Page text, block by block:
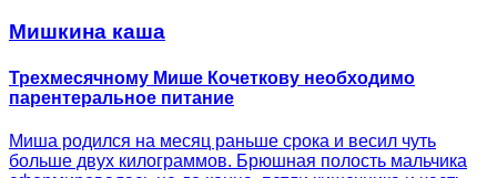
Мишкина каша
Трехмесячному Мише Кочеткову необходимо
парентеральное питание
Миша родился на месяц раньше срока и весил чуть
больше двух килограммов. Брюшная полость мальчика